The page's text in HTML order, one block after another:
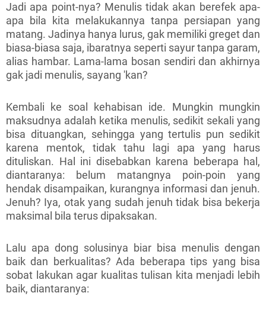
Jadi apa point-nya? Menulis tidak akan berefek apa-
apa bila kita melakukannya tanpa persiapan yang
matang. Jadinya hanya lurus, gak memiliki greget dan
biasa-biasa saja, ibaratnya seperti sayur tanpa garam,
alias hambar. Lama-lama bosan sendiri dan akhirnya
gak jadi menulis, sayang 'kan?
Kembali ke soal kehabisan ide. Mungkin mungkin
maksudnya adalah ketika menulis, sedikit sekali yang
bisa dituangkan, sehingga yang tertulis pun sedikit
karena mentok, tidak tahu lagi apa yang harus
dituliskan. Hal ini disebabkan karena beberapa hal,
diantaranya: belum matangnya poin-poin yang
hendak disampaikan, kurangnya informasi dan jenuh.
Jenuh? Iya, otak yang sudah jenuh tidak bisa bekerja
maksimal bila terus dipaksakan.
Lalu apa dong solusinya biar bisa menulis dengan
baik dan berkualitas? Ada beberapa tips yang bisa
sobat lakukan agar kualitas tulisan kita menjadi lebih
baik, diantaranya: